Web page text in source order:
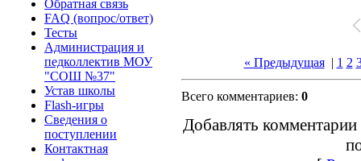
Обратная связь
FAQ (вопрос/ответ)
Тесты
Администрация и
педколлектив МОУ
"СОШ №37"
Устав школы
Flash-игры
Сведения о
поступлении
Контактная
« Предыдущая| 1 2
Всего комментариев: 0
Добавлять комментарии